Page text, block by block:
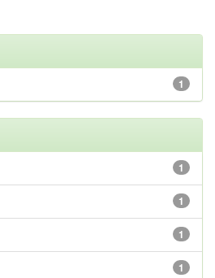
1
1
1
1
1